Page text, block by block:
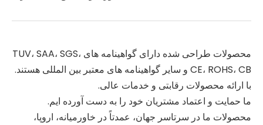
محصولات طراحی شده دارای گواهینامه های TUV، SAA، SGS،
CE، ROHS، CB و سایر گواهینامه های معتبر بین المللی هستند.
با ارائه محصولات رقابتی و خدمات عالی.
ما حمایت و اعتماد مشتریان خود را به دست آورده ایم.
محصولات ما در سرتاسر جهان، عمدتاً در خاورمیانه، اروپا،